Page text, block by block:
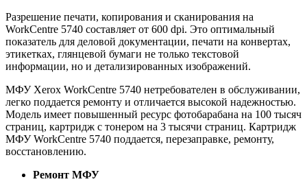
Разрешение печати, копирования и сканирования на
WorkCentre 5740 составляет от 600 dpi. Это оптимальный
показатель для деловой документации, печати на конвертах,
этикетках, глянцевой бумаги не только текстовой
информации, но и детализированных изображений.
МФУ Xerox WorkCentre 5740 нетребователен в обслуживании,
легко поддается ремонту и отличается высокой надежностью.
Модель имеет повышенный ресурс фотобарабана на 100 тысяч
страниц, картридж с тонером на 3 тысячи страниц. Картридж
МФУ WorkCentre 5740 поддается, перезаправке, ремонту,
восстановлению.
Ремонт МФУ